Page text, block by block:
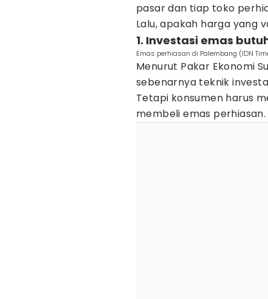
pasar dan tiap toko
Lalu, apakah harga yang
1. Investasi emas
Emas perhiasan di Palembang (IDN
Menurut Pakar Ekonomi
sebenarnya teknik
Tetapi konsumen harus
membeli emas perhiasan.